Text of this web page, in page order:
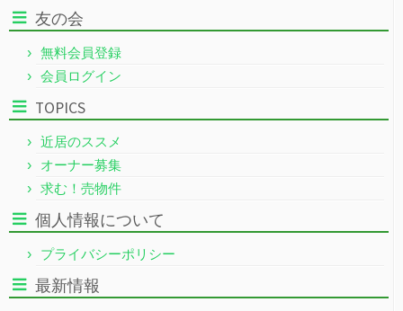
友の会
無料会員登録
会員ログイン
TOPICS
近居のススメ
オーナー募集
求む！売物件
個人情報について
プライバシーポリシー
最新情報